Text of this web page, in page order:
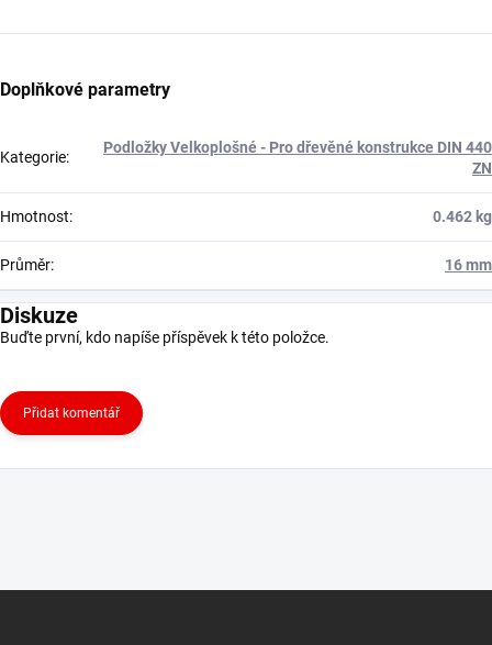
Doplňkové parametry
Kategorie:
Podložky Velkoplošné - Pro dřevěné konstrukce DIN 440
ZN
Hmotnost: 0.462 kg
Průměr: 16 mm
Diskuze
Buďte první, kdo napíše příspěvek k této položce.
Přidat komentář